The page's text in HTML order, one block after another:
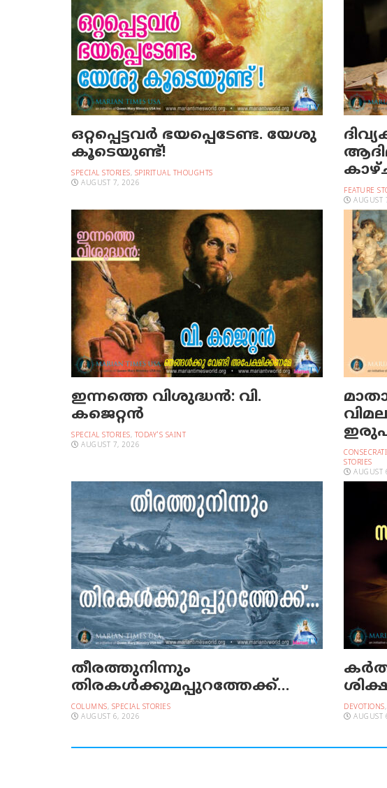
ഒറ്റപ്പെട്ടവര്‍ ഭയപ്പെടേണ്ട. യേശു
കൂടെയുണ്ട്!
SPECIAL STORIES, SPIRITUAL THOUGHTS
AUGUST 7, 2026
FEATURE
AUGUST
ഇന്നത്തെ വിശുദ്ധന്‍: വി.
കജെറ്റന്‍
SPECIAL STORIES, TODAY'S SAINT
AUGUST 7, 2026
STORIES
AUGUST
തീരത്തുനിന്നും
തിരകള്‍ക്കുമപ്പുറത്തേക്ക്…
COLUMNS, SPECIAL STORIES
AUGUST 6, 2026
DEVOTIONS,
AUGUST